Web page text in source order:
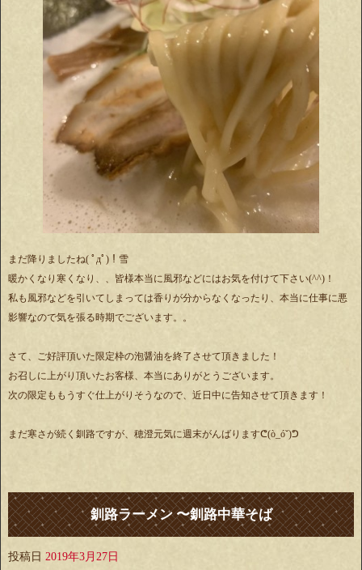
まだ降りましたね( ﾟдﾟ)！雪
暖かくなり寒くなり、、皆様本当に風邪などにはお気を付けて下さい(^^)！
私も風邪などを引いてしまっては香りが分からなくなったり、本当に仕事に悪
影響なので気を張る時期でございます。。
さて、ご好評頂いた限定枠の泡醤油を終了させて頂きました！
お召しに上がり頂いたお客様、本当にありがとうございます。
次の限定ももうすぐ仕上がりそうなので、近日中に告知させて頂きます！
まだ寒さが続く釧路ですが、穂澄元気に週末がんばりますᕦ(ò_óˇ)ᕤ
釧路ラーメン 〜釧路中華そば
投稿日 2019年3月27日